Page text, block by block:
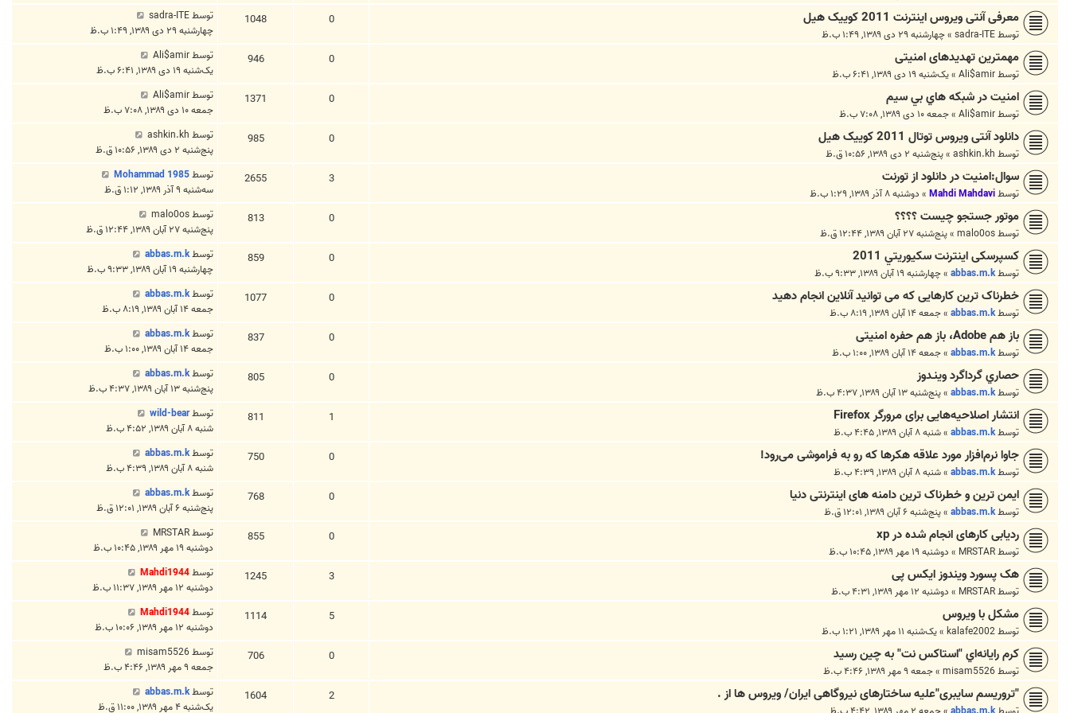
معرفی آنتی ویروس اینترنت 2011 کوییک هیل
توسطsadra-ITE
»چهارشنبه ۲۹ دی ۱۳۸۹, ۱:۴۹ ب.ظ
0
1048 توسطsadra-ITE
چهارشنبه ۲۹ دی ۱۳۸۹, ۱:۴۹ ب.ظ
مهمترین تهدیدهای امنیتی
توسطAli$amir
»یک‌شنبه ۱۹ دی ۱۳۸۹, ۶:۴۱ ب.ظ
0
946 توسطAli$amir
یک‌شنبه ۱۹ دی ۱۳۸۹, ۶:۴۱ ب.ظ
امنيت در شبکه هاي بي سيم
توسطAli$amir
»جمعه ۱۰ دی ۱۳۸۹, ۷:۰۸ ب.ظ
0
1371 توسطAli$amir
جمعه ۱۰ دی ۱۳۸۹, ۷:۰۸ ب.ظ
دانلود آنتی ویروس توتال 2011 کوییک هیل
توسط ashkin.kh
»پنج‌شنبه ۲ دی ۱۳۸۹, ۱۰:۵۶ ق.ظ
0
985 توسط ashkin.kh
پنج‌شنبه ۲ دی ۱۳۸۹, ۱۰:۵۶ ق.ظ
سوال:امنیت در دانلود از تورنت
توسطMahdi Mahdavi
» دوشنبه ۸ آذر ۱۳۸۹, ۱:۲۹ ب.ظ
3
2655 توسطMohammad 1985
سه‌شنبه ۹ آذر ۱۳۸۹, ۱:۱۲ ق.ظ
موتور جستجو چیست ؟؟؟؟
توسطmalo0os
»پنج‌شنبه ۲۷ آبان ۱۳۸۹, ۱۲:۴۴ ق.ظ
0
813 توسطmalo0os
پنج‌شنبه ۲۷ آبان ۱۳۸۹, ۱۲:۴۴ ق.ظ
کسپرسکی اينترنت سكيوريتي 2011
توسطabbas.m.k
»چهارشنبه ۱۹ آبان ۱۳۸۹, ۹:۳۳ ب.ظ
0
859 توسطabbas.m.k
چهارشنبه ۱۹ آبان ۱۳۸۹, ۹:۳۳ ب.ظ
خطرناک ترین کارهایی که می توانید آنلاین انجام دهید
توسطabbas.m.k
»جمعه ۱۴ آبان ۱۳۸۹, ۸:۱۹ ب.ظ
0
1077 توسطabbas.m.k
جمعه ۱۴ آبان ۱۳۸۹, ۸:۱۹ ب.ظ
باز هم Adobe، باز هم حفره امنیتی
توسطabbas.m.k
»جمعه ۱۴ آبان ۱۳۸۹, ۱:۰۰ ب.ظ
0
837 توسطabbas.m.k
جمعه ۱۴ آبان ۱۳۸۹, ۱:۰۰ ب.ظ
حصاري‌ گرداگرد وينـدوز
توسطabbas.m.k
»پنج‌شنبه ۱۳ آبان ۱۳۸۹, ۴:۳۷ ب.ظ
0
805 توسطabbas.m.k
پنج‌شنبه ۱۳ آبان ۱۳۸۹, ۴:۳۷ ب.ظ
انتشار اصلاحیه‌هایی برای مرورگر Firefox
توسطabbas.m.k
»شنبه ۸ آبان ۱۳۸۹, ۴:۴۵ ب.ظ
1
811 توسطwild-bear
شنبه ۸ آبان ۱۳۸۹, ۴:۵۲ ب.ظ
جاوا نرم‌افزار مورد علاقه هکرها که رو به فراموشی می‌رود!
توسطabbas.m.k
»شنبه ۸ آبان ۱۳۸۹, ۴:۳۹ ب.ظ
0
750 توسطabbas.m.k
شنبه ۸ آبان ۱۳۸۹, ۴:۳۹ ب.ظ
ایمن ترین و خطرناک ترین دامنه های اینترنتی دنیا
توسطabbas.m.k
»پنج‌شنبه ۶ آبان ۱۳۸۹, ۱۲:۰۱ ق.ظ
0
768 توسطabbas.m.k
پنج‌شنبه ۶ آبان ۱۳۸۹, ۱۲:۰۱ ق.ظ
ردیابی کارهای انجام شده در xp
توسطMRSTAR
» دوشنبه ۱۹ مهر ۱۳۸۹, ۱۰:۴۵ ب.ظ
0
855 توسطMRSTAR
دوشنبه ۱۹ مهر ۱۳۸۹, ۱۰:۴۵ ب.ظ
هک پسورد ویندوز ایکس پی
توسطMRSTAR
» دوشنبه ۱۲ مهر ۱۳۸۹, ۴:۳۱ ب.ظ
3
1245 توسطMahdi1944
دوشنبه ۱۲ مهر ۱۳۸۹, ۱۱:۳۷ ب.ظ
مشکل با ویروس
توسطkalafe2002
»یک‌شنبه ۱۱ مهر ۱۳۸۹, ۱:۲۱ ب.ظ
5
1114 توسطMahdi1944
دوشنبه ۱۲ مهر ۱۳۸۹, ۱۰:۰۶ ب.ظ
كرم رايانه‌اي "استاكس نت" به چين رسيد
توسط misam5526
»جمعه ۹ مهر ۱۳۸۹, ۴:۴۶ ب.ظ
0
706 توسط misam5526
جمعه ۹ مهر ۱۳۸۹, ۴:۴۶ ب.ظ
"تروریسم سایبری"علیه ساختارهای نیروگاهی ایران/ ویروس ها از . 2
1604 توسطabbas.m.k
یک‌شنبه ۴ مهر ۱۳۸۹, ۱۱:۰۰ ق.ظ